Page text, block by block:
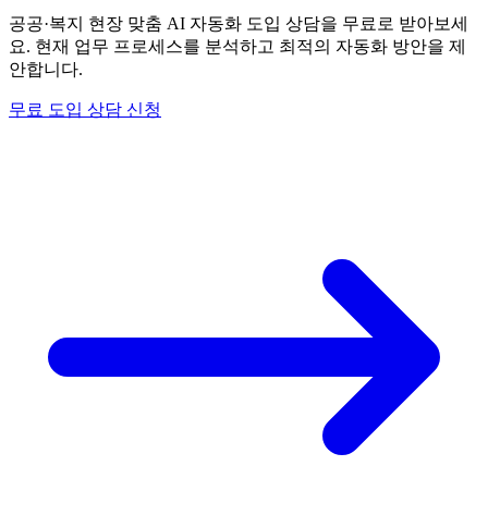
공공·복지 현장 맞춤 AI 자동화 도입 상담을 무료로 받아보세
요. 현재 업무 프로세스를 분석하고 최적의 자동화 방안을 제
안합니다.
무료 도입 상담 신청